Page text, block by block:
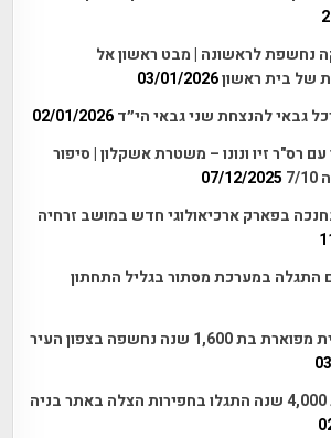
נחשפת לראשונה | מבט ראשון אל
של בית ראשון03/01/2026
גבאי להנצחת שני גבאי הי״ד 02/01/2026
רס"ר זיו ונונו – משטרת אשקלון | סיפור
07/12/2025
בפארק ארכיאולוגי חדש במושב זרחיה
התגלה במערכת מסתור בגליל התחתון
שרידי אחוזה שומרונית מפוארת בת 1,600 שנה נחשפה בצפון העיר
פתילות קדומות בנות 4,000 שנה התגלו בחפירות הצלה באתר בניה